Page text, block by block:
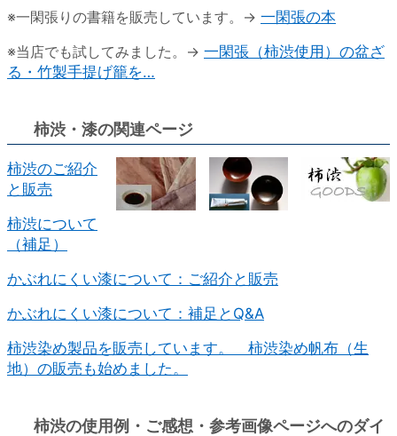
※一閑張りの書籍を販売しています。→ 一閑張の本
※当店でも試してみました。→ 一閑張（柿渋使用）の盆ざ
る・竹製手提げ籠を…
柿渋・漆の関連ページ
柿渋のご紹介
と販売
柿渋について
（補足）
かぶれにくい漆について：ご紹介と販売
かぶれにくい漆について：補足とQ&A
柿渋染め製品を販売しています。 柿渋染め帆布（生
地）の販売も始めました。
柿渋の使用例・ご感想・参考画像ページへのダイ